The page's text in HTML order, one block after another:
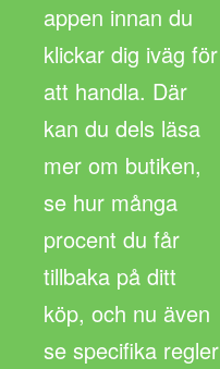
appen innan du
klickar dig iväg för
att handla. Där
kan du dels läsa
mer om butiken,
se hur många
procent du får
tillbaka på ditt
köp, och nu även
se specifika regler